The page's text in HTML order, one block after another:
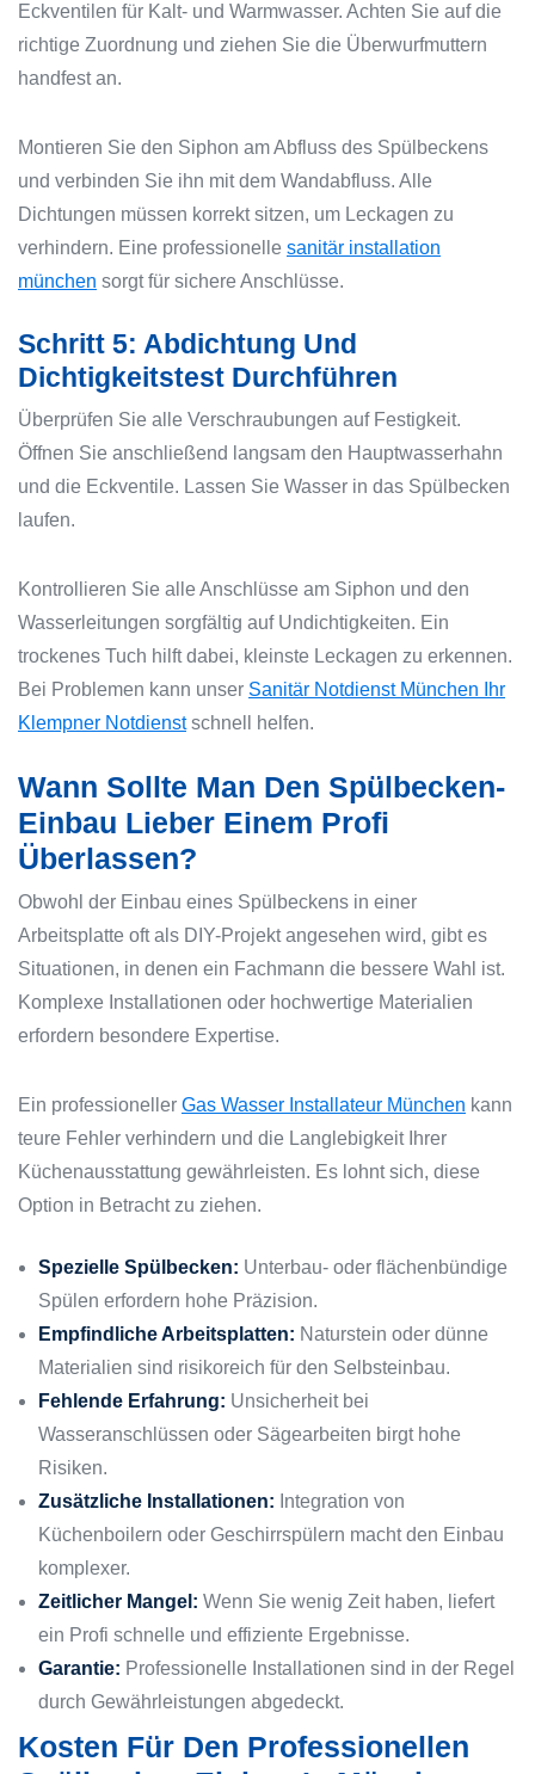
Eckventilen für Kalt- und Warmwasser. Achten Sie auf die
richtige Zuordnung und ziehen Sie die Überwurfmuttern
handfest an.
Montieren Sie den Siphon am Abfluss des Spülbeckens
und verbinden Sie ihn mit dem Wandabfluss. Alle
Dichtungen müssen korrekt sitzen, um Leckagen zu
verhindern. Eine professionelle sanitär installation
münchen sorgt für sichere Anschlüsse.
Schritt 5: Abdichtung Und
Dichtigkeitstest Durchführen
Überprüfen Sie alle Verschraubungen auf Festigkeit.
Öffnen Sie anschließend langsam den Hauptwasserhahn
und die Eckventile. Lassen Sie Wasser in das Spülbecken
laufen.
Kontrollieren Sie alle Anschlüsse am Siphon und den
Wasserleitungen sorgfältig auf Undichtigkeiten. Ein
trockenes Tuch hilft dabei, kleinste Leckagen zu erkennen.
Bei Problemen kann unser Sanitär Notdienst München Ihr
Klempner Notdienstschnell helfen.
Wann Sollte Man Den Spülbecken-
Einbau Lieber Einem Profi
Überlassen?
Obwohl der Einbau eines Spülbeckens in einer
Arbeitsplatte oft als DIY-Projekt angesehen wird, gibt es
Situationen, in denen ein Fachmann die bessere Wahl ist.
Komplexe Installationen oder hochwertige Materialien
erfordern besondere Expertise.
Ein professioneller Gas Wasser Installateur München kann
teure Fehler verhindern und die Langlebigkeit Ihrer
Küchenausstattung gewährleisten. Es lohnt sich, diese
Option in Betracht zu ziehen.
Spezielle Spülbecken: Unterbau- oder flächenbündige
Spülen erfordern hohe Präzision.
Empfindliche Arbeitsplatten: Naturstein oder dünne
Materialien sind risikoreich für den Selbsteinbau.
Fehlende Erfahrung: Unsicherheit bei
Wasseranschlüssen oder Sägearbeiten birgt hohe
Risiken.
Zusätzliche Installationen: Integration von
Küchenboilern oder Geschirrspülern macht den Einbau
komplexer.
Zeitlicher Mangel: Wenn Sie wenig Zeit haben, liefert
ein Profi schnelle und effiziente Ergebnisse.
Garantie: Professionelle Installationen sind in der Regel
durch Gewährleistungen abgedeckt.
Kosten Für Den Professionellen